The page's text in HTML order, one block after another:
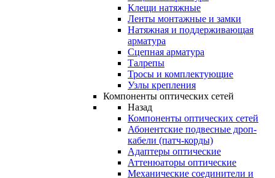
Клещи натяжные
Ленты монтажные и замки
Натяжная и поддерживающая
арматура
Сцепная арматура
Талрепы
Тросы и комплектующие
Узлы крепления
Компоненты оптических сетей
Назад
Компоненты оптических сетей
Абонентские подвесные дроп-
кабели (патч-корды)
Адаптеры оптические
Аттенюаторы оптические
Механические соединители и